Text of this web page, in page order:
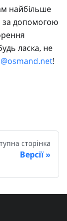
найбільше
за допомогою
ласка, не
!
сторінка
Версії